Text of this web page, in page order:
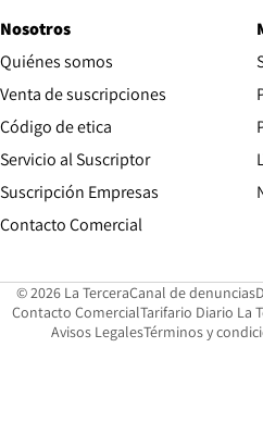
Nosotros
Quiénes somos
Venta de suscripciones
Código de etica Opens in new
Servicio al Suscriptor
Suscripción Empresas
Contacto ComercialOpens in new
© 2026 La TerceraCanal de denuncias
Contacto ComercialOpens in new
Tarifario Diario La
Avisos LegalesOpens in new
Términos y